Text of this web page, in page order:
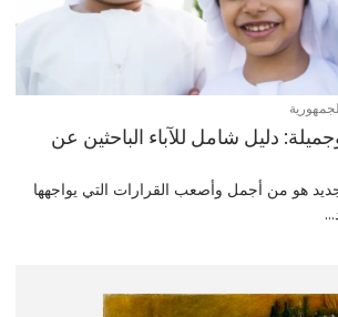
دليل شامل للآباء الباحثين عن
هو من أجمل وأصعب القرارات التي يواجهها